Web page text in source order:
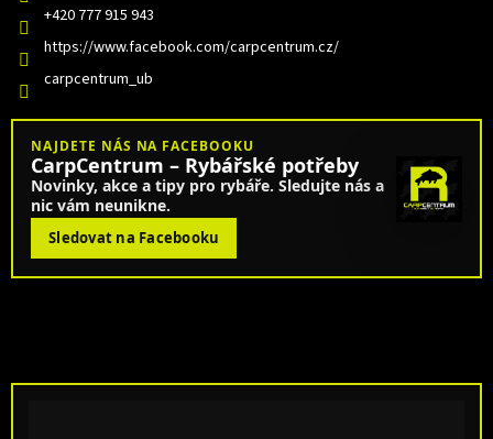
+420 777 915 943
https://www.facebook.com/carpcentrum.cz/
carpcentrum_ub
NAJDETE NÁS NA FACEBOOKU
CarpCentrum – Rybářské potřeby
Novinky, akce a tipy pro rybáře. Sledujte nás a
nic vám neunikne.
Sledovat na Facebooku